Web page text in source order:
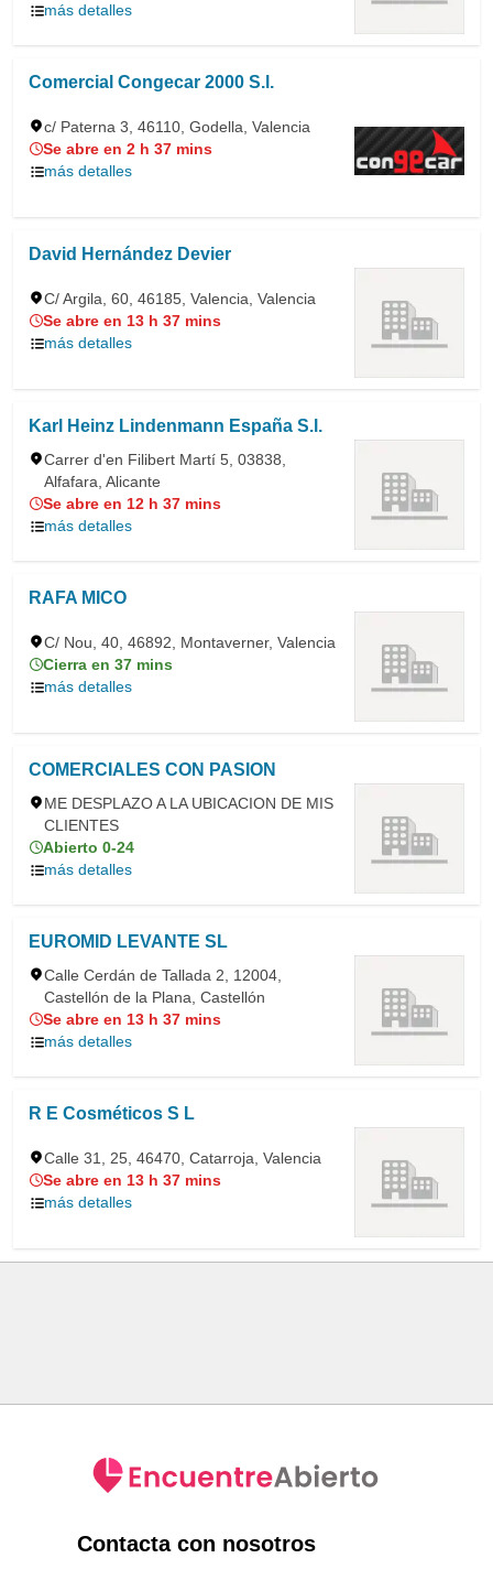
más detalles
Comercial Congecar 2000 S.l.
c/ Paterna 3, 46110, Godella, Valencia
Se abre en 2 h 37 mins
más detalles
David Hernández Devier
C/ Argila, 60, 46185, Valencia, Valencia
Se abre en 13 h 37 mins
más detalles
Karl Heinz Lindenmann España S.l.
Carrer d'en Filibert Martí 5, 03838,
Alfafara, Alicante
Se abre en 12 h 37 mins
más detalles
RAFA MICO
C/ Nou, 40, 46892, Montaverner, Valencia
Cierra en 37 mins
más detalles
COMERCIALES CON PASION
ME DESPLAZO A LA UBICACION DE MIS
CLIENTES
Abierto 0-24
más detalles
EUROMID LEVANTE SL
Calle Cerdán de Tallada 2, 12004,
Castellón de la Plana, Castellón
Se abre en 13 h 37 mins
más detalles
R E Cosméticos S L
Calle 31, 25, 46470, Catarroja, Valencia
Se abre en 13 h 37 mins
más detalles
Contacta con nosotros